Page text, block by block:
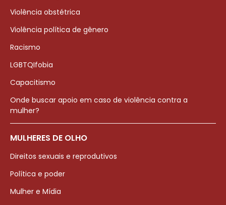
Violência obstétrica
Violência política de gênero
Racismo
LGBTQIfobia
Capacitismo
Onde buscar apoio em caso de violência contra a
mulher?
MULHERES DE OLHO
Direitos sexuais e reprodutivos
Política e poder
Mulher e Mídia